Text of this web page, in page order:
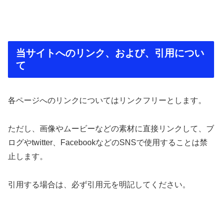
当サイトへのリンク、および、引用につい
て
各ページへのリンクについてはリンクフリーとします。
ただし、画像やムービーなどの素材に直接リンクして、ブ
ログやtwitter、FacebookなどのSNSで使用することは禁
止します。
引用する場合は、必ず引用元を明記してください。